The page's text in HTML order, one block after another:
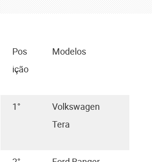
Pos
ição
Modelos
1°
Volkswagen
Tera